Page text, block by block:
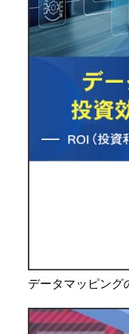
データマッピング